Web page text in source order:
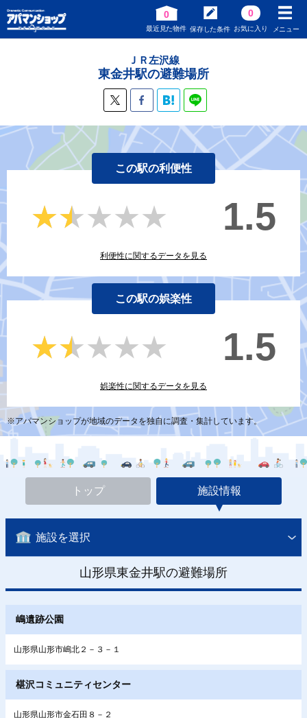
0
最近見た物件 保存した条件
0
お気に入り メニュー
ＪＲ左沢線
東金井駅の避難場所
この駅の利便性
★★★★★
★★★★★ 1.5
利便性に関するデータを見る
この駅の娯楽性
★★★★★
★★★★★ 1.5
娯楽性に関するデータを見る
※アパマンショップが地域のデータを独自に調査・集計しています。
トップ 施設情報
施設を選択
山形県東金井駅の避難場所
嶋遺跡公園
山形県山形市嶋北２－３－１
椹沢コミュニティセンター
山形県山形市金石田８－２